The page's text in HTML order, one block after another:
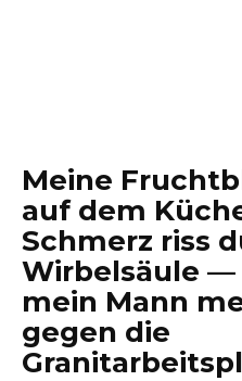
Meine
auf dem
Schmerz riss
Wirbelsäule —
mein Mann
gegen die